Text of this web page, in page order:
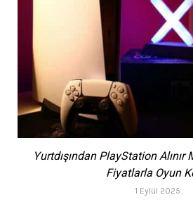
Yurtdışından PlayStation Alınır
Fiyatlarla Oyun
1 Eylül 2025